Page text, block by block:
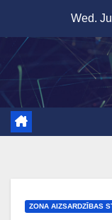
content
Wed.
ZONA AIZSARDZĪBAS